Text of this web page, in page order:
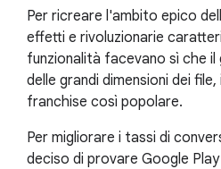
Per ricreare l'ambito epico
effetti e rivoluzionarie
funzionalità facevano sì che
delle grandi dimensioni dei
franchise così popolare.
Per migliorare i tassi di
deciso di provare Google